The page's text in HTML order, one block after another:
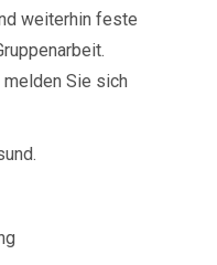
weiterhin feste
melden Sie sich